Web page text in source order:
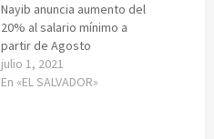
Nayib anuncia aumento del
20% al salario mínimo a
partir de Agosto
julio 1, 2021
En «EL SALVADOR»